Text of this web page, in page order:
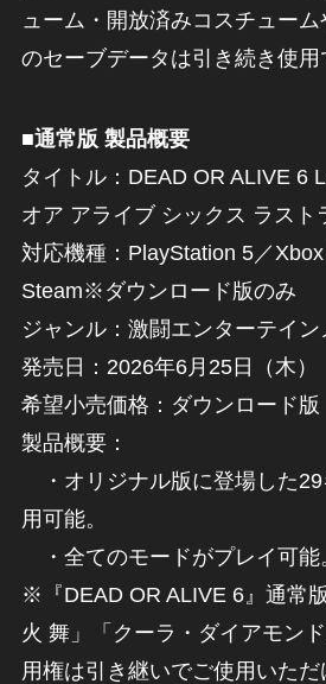
ューム・開放済みコスチュー
のセーブデータは引き続き使用
■通常版 製品概要
タイトル：DEAD OR ALIVE 6
オア アライブ シックス ラスト
対応機種：PlayStation 5／
Steam※ダウンロード版のみ
ジャンル：激闘エンターテイ
発売日：2026年6月25日（木）
希望小売価格：ダウンロード版
製品概要：
・オリジナル版に登場した29
用可能。
・全てのモードがプレイ可能
※『DEAD OR ALIVE 6』通常
火 舞」「クーラ・ダイアモン
用権は引き継いでご使用いただ